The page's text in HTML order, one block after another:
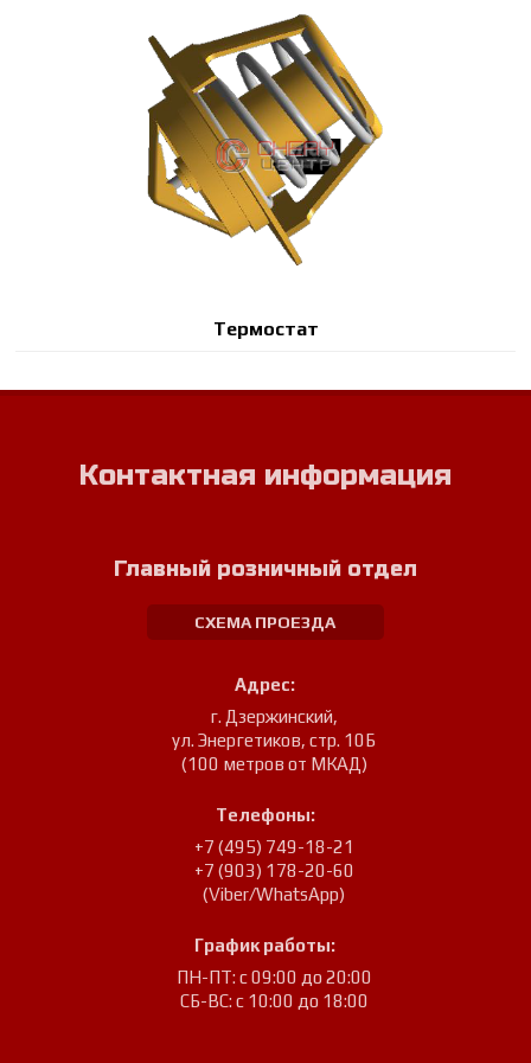
Термостат
Контактная информация
Главный розничный отдел
СХЕМА ПРОЕЗДА
Адрес:
г. Дзержинский,
ул. Энергетиков, стр. 10Б
(100 метров от МКАД)
Телефоны:
+7 (495) 749-18-21
+7 (903) 178-20-60
(Viber/WhatsApp)
График работы:
ПН-ПТ: с 09:00 до 20:00
СБ-ВС: с 10:00 до 18:00